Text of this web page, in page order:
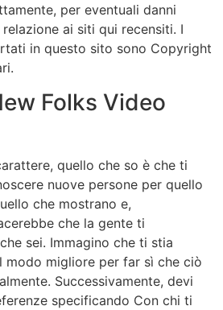
per eventuali danni
ai siti qui recensiti. I
in questo sito sono Copyright
Folks Video
quello che so è che ti
nuove persone per quello
che mostrano e,
che la gente ti
sei. Immagino che ti stia
modo migliore per far sì che ciò
Successivamente, devi
specificando Con chi ti